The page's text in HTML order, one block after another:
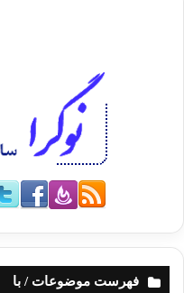
فهرست موضوعات / با